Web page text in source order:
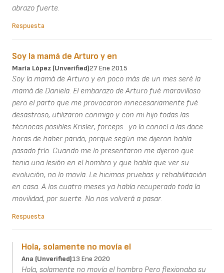
abrazo fuerte.
Respuesta
Soy la mamá de Arturo y en
María López (unverified)27 Ene 2015
Soy la mamá de Arturo y en poco más de un mes seré la
mamá de Daniela. El embarazo de Arturo fué maravilloso
pero el parto que me provocaron innecesariamente fué
desastroso, utilizaron conmigo y con mi hijo todas las
técnocas posibles Krisler, forceps....yo lo conocí a las doce
horas de haber parido, porque según me dijeron había
pasado frío. Cuando me lo presentaron me dijeron que
tenia una lesión en el hombro y que había que ver su
evolución, no lo movía. Le hicimos pruebas y rehabilitación
en casa. A los cuatro meses ya había recuperado toda la
movilidad, por suerte. No nos volverá a pasar.
Respuesta
Hola, solamente no movía el
Ana (unverified)13 Ene 2020
Hola, solamente no movía el hombro Pero flexionaba su